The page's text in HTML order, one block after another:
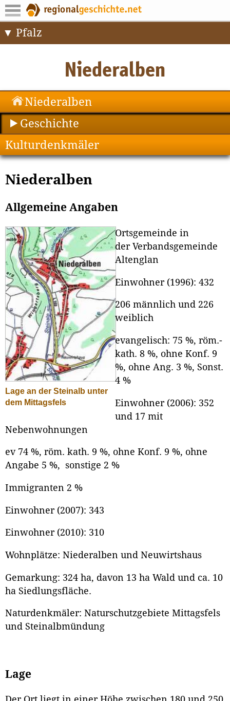
Pfalz
Niederalben
Geschichte
Kulturdenkmäler
Niederalben
Allgemeine Angaben
Lage an der Steinalb unter
dem Mittagsfels
Ortsgemeinde in
der Verbandsgemeinde
Altenglan
Einwohner (1996): 432
206 männlich und 226
weiblich
evangelisch: 75 %, röm.-
kath. 8 %, ohne Konf. 9
%, ohne Ang. 3 %, Sonst.
4 %
Einwohner (2006): 352
und 17 mit
Nebenwohnungen
ev 74 %, röm. kath. 9 %, ohne Konf. 9 %, ohne
Angabe 5 %, sonstige 2 %
Immigranten 2 %
Einwohner (2007): 343
Einwohner (2010): 310
Wohnplätze: Niederalben und Neuwirtshaus
Gemarkung: 324 ha, davon 13 ha Wald und ca. 10
ha Siedlungsfläche.
Naturdenkmäler: Naturschutzgebiete Mittagsfels
und Steinalbmündung
Lage